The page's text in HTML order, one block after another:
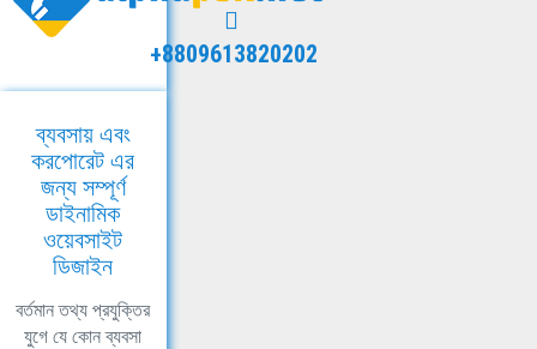
+8809613820202
ব্যবসায় এবং
করপোরেট এর
জন্য সম্পূর্ণ
ডাইনামিক
ওয়েবসাইট
ডিজাইন
বর্তমান তথ্য প্রযুক্তির
যুগে যে কোন ব্যবসা